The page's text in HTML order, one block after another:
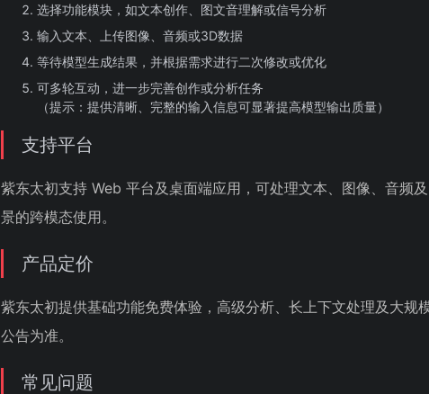
选择功能模块，如文本创作、图文音理解或信号分析
输入文本、上传图像、音频或3D数据
等待模型生成结果，并根据需求进行二次修改或优化
可多轮互动，进一步完善创作或分析任务
（提示：提供清晰、完整的输入信息可显著提高模型输出质量）
支持平台
紫东太初支持 Web 平台及桌面端应用，可处理文本、图像、音频
景的跨模态使用。
产品定价
紫东太初提供基础功能免费体验，高级分析、长上下文处理及大规
公告为准。
常见问题